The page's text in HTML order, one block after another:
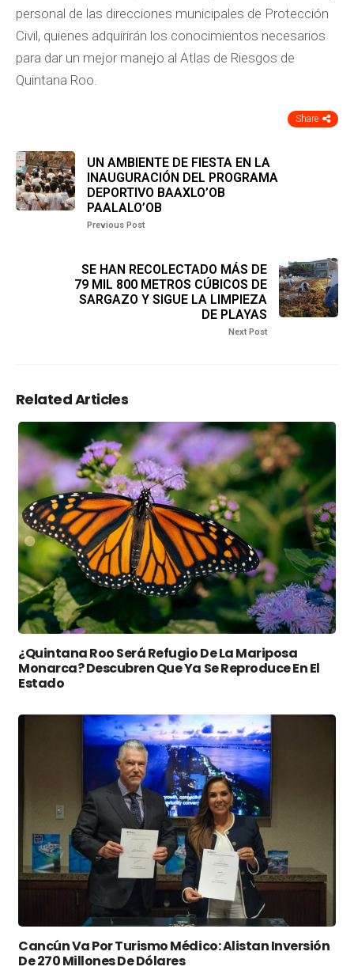
personal de las direcciones municipales de Protección
Civil, quienes adquirirán los conocimientos necesarios
para dar un mejor manejo al Atlas de Riesgos de
Quintana Roo.
Share
UN AMBIENTE DE FIESTA EN LA
INAUGURACIÓN DEL PROGRAMA
DEPORTIVO BAAXLO’OB
PAALALO’OB
Previous Post
SE HAN RECOLECTADO MÁS DE
79 MIL 800 METROS CÚBICOS DE
SARGAZO Y SIGUE LA LIMPIEZA
DE PLAYAS
Next Post
Related Articles
¿Quintana Roo Será Refugio De La Mariposa
Monarca? Descubren Que Ya Se Reproduce En El
Estado
Cancún Va Por Turismo Médico: Alistan Inversión
De 270 Millones De Dólares